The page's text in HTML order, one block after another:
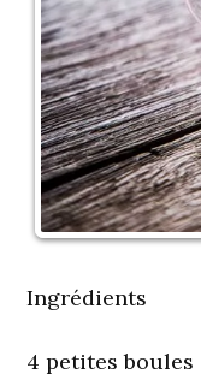
Ingrédients
4 petites boules